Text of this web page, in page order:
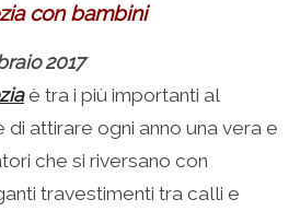
con bambini
2017
è tra i più importanti al
attirare ogni anno una vera e
che si riversano con
travestimenti tra calli e